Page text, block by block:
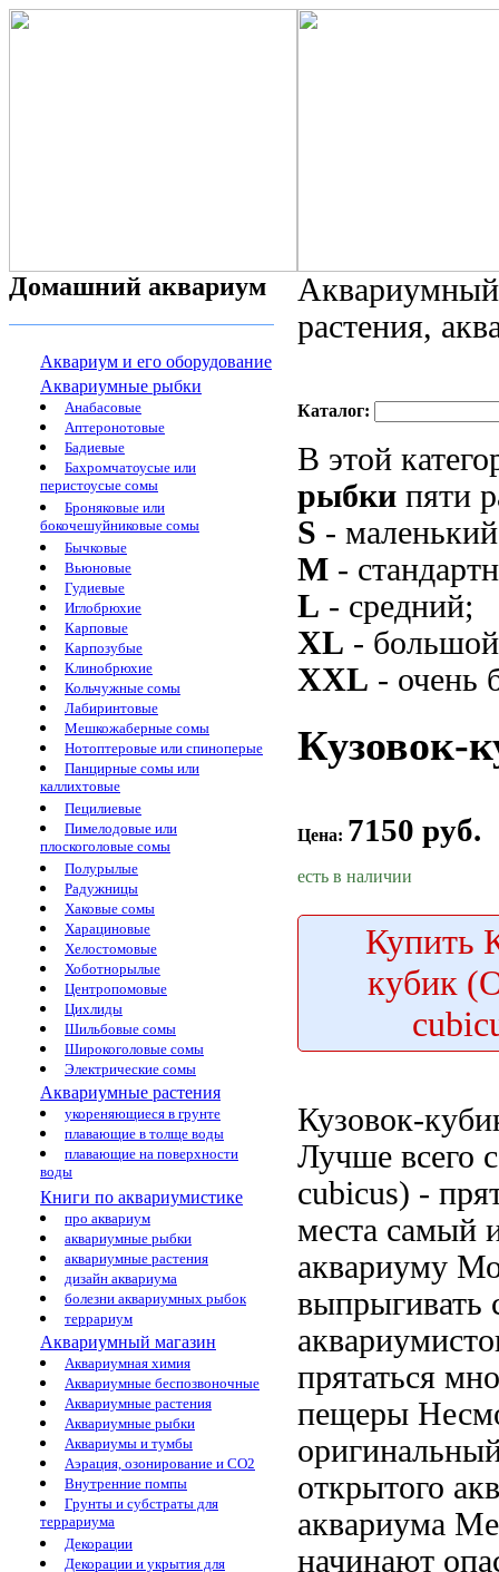
Домашний аквариум
Аквариум и его оборудование
Аквариумные рыбки
Анабасовые
Аптеронотовые
Бадиевые
Бахромчатоусые или
перистоусые сомы
Броняковые или
бокочешуйниковые сомы
Бычковые
Вьюновые
Гудиевые
Иглобрюхие
Карповые
Карпозубые
Клинобрюхие
Кольчужные сомы
Лабиринтовые
Мешкожаберные сомы
Нотоптеровые или спиноперые
Панцирные сомы или
каллихтовые
Пецилиевые
Пимелодовые или
плоскоголовые сомы
Полурылые
Радужницы
Хаковые сомы
Харациновые
Хелостомовые
Хоботнорылые
Центропомовые
Цихлиды
Шильбовые сомы
Широкоголовые сомы
Электрические сомы
Аквариумные растения
укореняющиеся в грунте
плавающие в толще воды
плавающие на поверхности
воды
Книги по аквариумистике
про аквариум
аквариумные рыбки
аквариумные растения
дизайн аквариума
болезни аквариумных рыбок
террариум
Аквариумный магазин
Аквариумная химия
Аквариумные беспозвоночные
Аквариумные растения
Аквариумные рыбки
Аквариумы и тумбы
Аэрация, озонирование и CO2
Внутренние помпы
Грунты и субстраты для
террариума
Декорации
Декорации и укрытия для
растения,
Каталог:
В этой
рыбки пяти
S -
M -
L - средний;
XL -
XXL - очень
Кузовок-
Цена: 7150 руб.
есть в наличии
Купить
кубик
Кузовок-
Лучше всего
cubicus) -
места самый
аквариуму
выпрыгивать
прятаться
пещеры
открытого
аквариума
начинают